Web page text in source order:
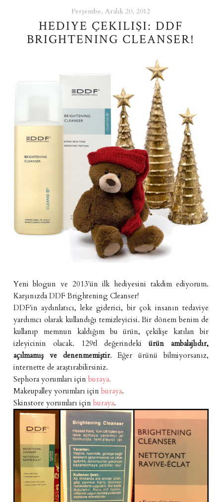
Perşembe, Aralık 20, 2012
HEDIYE ÇEKILIŞI: DDF
BRIGHTENING CLEANSER!
Yeni blogun ve 2013'ün ilk hediyesini takdim ediyorum.
Karşınızda DDF Brightening Cleanser!
DDF'in aydınlatıcı, leke giderici, bir çok insanın tedaviye
yardımcı olarak kullandığı temizleyicisi. Bir dönem benim de
kullanıp memnun kaldığım bu ürün, çekilişe katılan bir
izleyicinin olacak. 129tl değerindekiürün ambalajlıdır,
açılmamış ve denenmemiştir. Eğer ürünü bilmiyorsanız,
internette de araştırabilirsiniz.
Sephora yorumları için buraya.
Makeupalley yorumları için buraya.
Skinstore yorumları için buraya.